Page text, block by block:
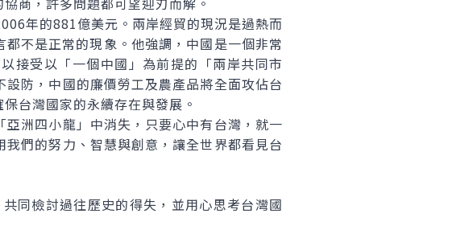
年的881億美元。兩岸經貿的現況是過熱而
不是正常的現象。他強調，中國是一個非常
接受以「一個中國」為前提的「兩岸共同市
防，中國的廉價勞工及農產品將全面攻佔台
台灣國家的永續存在與發展。
洲四小龍」中消失，只要心中有台灣，就一
們的努力、智慧與創意，讓全世界都看見台
檢討過往歷史的得失，並用心思考台灣國